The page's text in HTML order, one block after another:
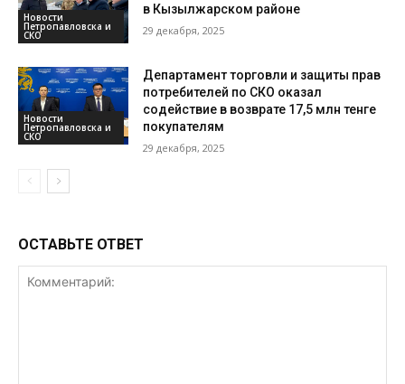
Новости
Петропавловска и
СКО
в Кызылжарском районе
29 декабря, 2025
Новости
Петропавловска и
СКО
Департамент торговли и защиты прав
потребителей по СКО оказал
содействие в возврате 17,5 млн тенге
покупателям
29 декабря, 2025
ОСТАВЬТЕ ОТВЕТ